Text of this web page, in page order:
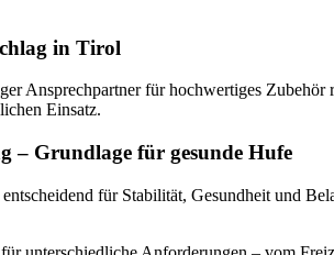
in Tirol
Ansprechpartner für hochwertiges
Einsatz.
– Grundlage für gesunde Hufe
für Stabilität, Gesundheit und